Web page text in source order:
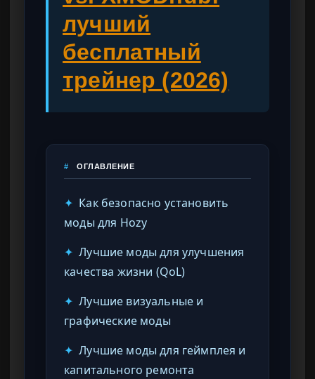
лучший
бесплатный
трейнер (2026)
# ОГЛАВЛЕНИЕ
✦ Как безопасно установить
моды для Hozy
✦ Лучшие моды для улучшения
качества жизни (QoL)
✦ Лучшие визуальные и
графические моды
✦ Лучшие моды для геймплея и
капитального ремонта